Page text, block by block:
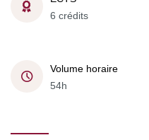
6 crédits
Volume horaire
54h